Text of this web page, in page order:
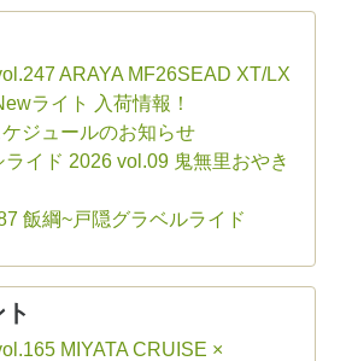
ARAYA MF26SEAD XT/LX
ライト 入荷情報！
ジュールのお知らせ
イド 2026 vol.09 鬼無里おやき
飯綱~戸隠グラベルライド
MIYATA CRUISE ×